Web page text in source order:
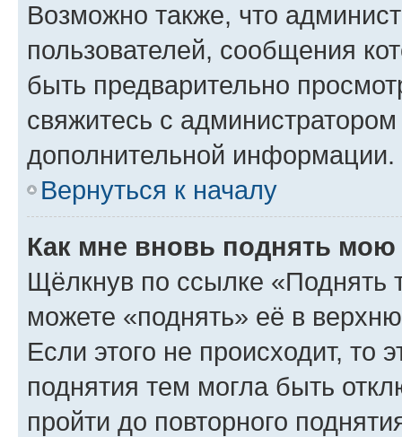
Возможно также, что
пользователей, сообщения
быть предварительно
свяжитесь с
дополнительной информации.
Вернуться к началу
Как мне вновь поднять мою
Щёлкнув по ссылке «Поднять
можете «поднять» её в
Если этого не происходит, то
поднятия тем могла быть
пройти до повторного